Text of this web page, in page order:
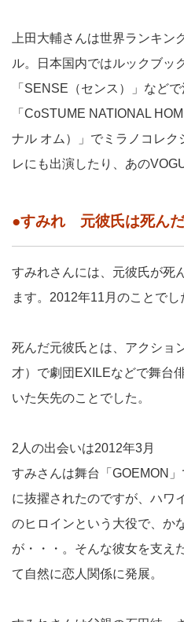
上田大輔さんは世界ランキ
ル。日本国内ではルックブッ
「SENSE（センス）」など
「CoSTUME NATIONAL
ナル オム）」でミラノコレク
レにも出演したり、あの
●すみれ 元彼氏は死んだ
すみれさんには、元彼氏が死
ます。2012年11月のことでし
死んだ元彼氏とは、アクショ
才）で劇団EXILEなどで舞台
いた矢先のことでした。
2人の出会いは2012年3月
すみさんは舞台「GOEMON
に抜擢されたのですが、ハワ
のヒロインという大役で、か
が・・・。そんな彼女を支え
て自然に恋人関係に発展。